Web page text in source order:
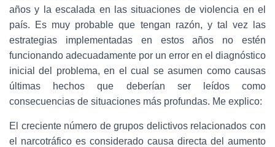
años y la escalada en las situaciones de violencia en el
país. Es muy probable que tengan razón, y tal vez las
estrategias implementadas en estos años no estén
funcionando adecuadamente por un error en el diagnóstico
inicial del problema, en el cual se asumen como causas
últimas hechos que deberían ser leídos como
consecuencias de situaciones más profundas. Me explico:
El creciente número de grupos delictivos relacionados con
el narcotráfico es considerado causa directa del aumento